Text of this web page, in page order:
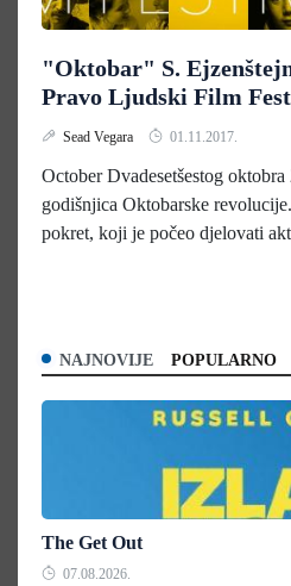
"Oktobar" S.
Pravo Ljudski Film
Sead Vegara 01.11.2017.
October Dvadesetšestog
godišnjica Oktobarske
pokret, koji je počeo djelovati
NAJNOVIJE POPULARNO
The Get Out
07.08.2026.